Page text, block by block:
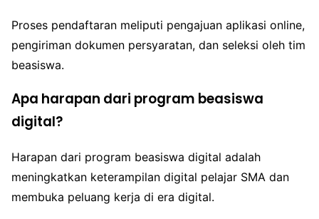
Proses pendaftaran meliputi pengajuan aplikasi online,
pengiriman dokumen persyaratan, dan seleksi oleh tim
beasiswa.
Apa harapan dari program beasiswa
digital?
Harapan dari program beasiswa digital adalah
meningkatkan keterampilan digital pelajar SMA dan
membuka peluang kerja di era digital.